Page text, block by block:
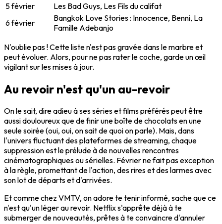
5 février
Les Bad Guys, Les Fils du califat
6 février
Bangkok Love Stories : Innocence, Benni, La
Famille Adebanjo
N'oublie pas ! Cette liste n'est pas gravée dans le marbre et
peut évoluer. Alors, pour ne pas rater le coche, garde un œil
vigilant sur les mises à jour.
Au revoir n'est qu'un au-revoir
On le sait, dire adieu à ses séries et films préférés peut être
aussi douloureux que de finir une boîte de chocolats en une
seule soirée (oui, oui, on sait de quoi on parle). Mais, dans
l'univers fluctuant des plateformes de streaming, chaque
suppression est le prélude à de nouvelles rencontres
cinématographiques ou sérielles. Février ne fait pas exception
à la règle, promettant de l'action, des rires et des larmes avec
son lot de départs et d'arrivées.
Et comme chez VMTV, on adore te tenir informé, sache que ce
n'est qu'un léger au revoir. Netflix s'apprête déjà à te
submerger de nouveautés, prêtes à te convaincre d'annuler